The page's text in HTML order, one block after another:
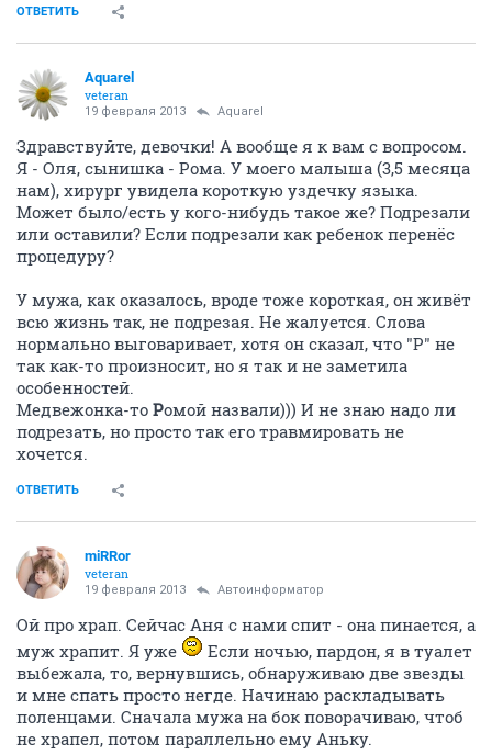
ОТВЕТИТЬ
Аquаrеl
veteran
19 февраля 2013 Аquаrеl
Здравствуйте, девочки! А вообще я к вам с вопросом.
Я - Оля, сынишка - Рома. У моего малыша (3,5 месяца
нам), хирург увидела короткую уздечку языка.
Может было/есть у кого-нибудь такое же? Подрезали
или оставили? Если подрезали как ребенок перенёс
процедуру?
У мужа, как оказалось, вроде тоже короткая, он живёт
всю жизнь так, не подрезая. Не жалуется. Слова
нормально выговаривает, хотя он сказал, что "Р" не
так как-то произносит, но я так и не заметила
особенностей.
Медвежонка-то Ромой назвали))) И не знаю надо ли
подрезать, но просто так его травмировать не
хочется.
ОТВЕТИТЬ
miRRor
veteran
19 февраля 2013 Автоинформатор
Ой про храп. Сейчас Аня с нами спит - она пинается, а
муж храпит. Я уже
Если ночью, пардон, я в туалет
выбежала, то, вернувшись, обнаруживаю две звезды
и мне спать просто негде. Начинаю раскладывать
поленцами. Сначала мужа на бок поворачиваю, чтоб
не храпел, потом параллельно ему Аньку.